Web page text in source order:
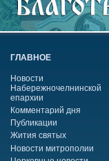
ГЛАВНОЕ
Новости
Набережночелнинской
епархии
Комментарий дня
Публикации
Жития святых
Новости митрополии